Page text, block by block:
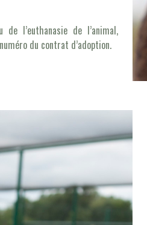
l’euthanasie de l’animal,
du contrat d’adoption.